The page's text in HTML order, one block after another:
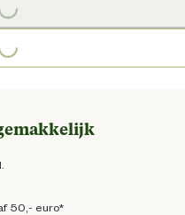
Loading...
Loading...
50,- euro*